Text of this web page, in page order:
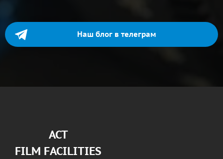
Наш блог в телеграм
АСТ
FILM FACILITIES